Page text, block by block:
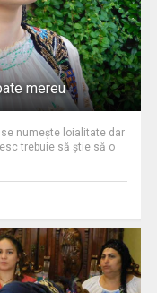
mereu
numește loialitate dar
trebuie să știe să o